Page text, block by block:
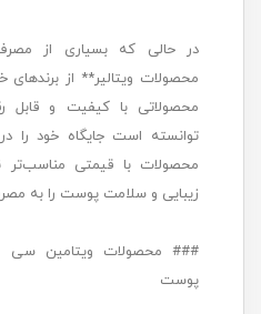
در حالی که بسیاری از
محصولات ویتالیر** از برندهای
محصولاتی با کیفیت و قابل
توانسته است جایگاه خود را
محصولات با قیمتی مناسب‌تر
زیبایی و سلامت پوست را به
### محصولات ویتامین سی
پوست